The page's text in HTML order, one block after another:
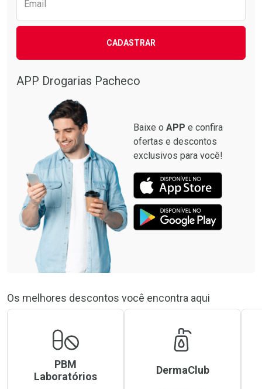
Email
CADASTRAR
APP Drogarias Pacheco
Baixe o APP e confira
ofertas e descontos
exclusivos para você!
Os melhores descontos você encontra aqui
PBM
Laboratórios
DermaClub